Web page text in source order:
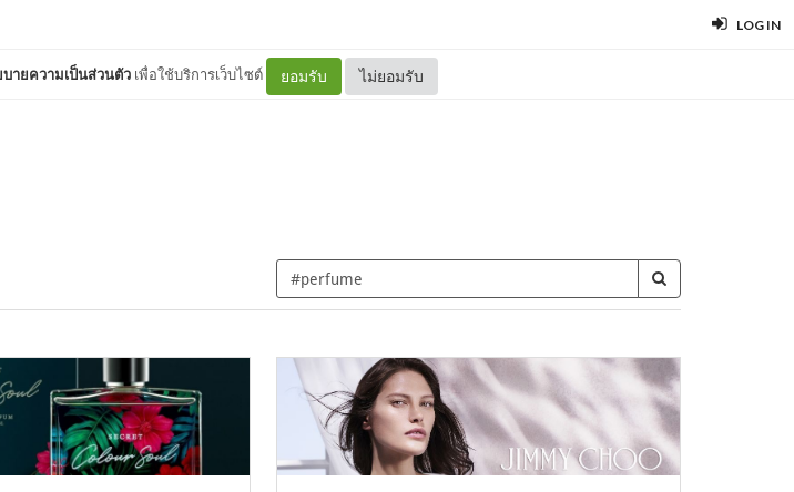
LOG IN
ายความเป็นส่วนตัว เพื่อใช้บริการเว็บไซต์ ยอมรับ ไม่ยอมรับ